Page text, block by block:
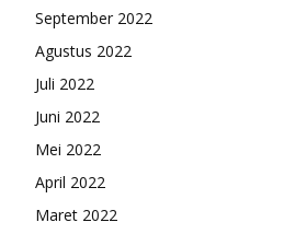
September 2022
Agustus 2022
Juli 2022
Juni 2022
Mei 2022
April 2022
Maret 2022